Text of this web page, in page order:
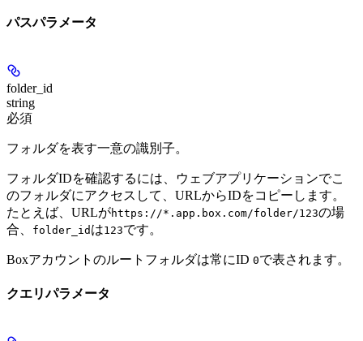
パスパラメータ
folder_id
string
必須
フォルダを表す一意の識別子。
フォルダIDを確認するには、ウェブアプリケーションでこ
のフォルダにアクセスして、URLからIDをコピーします。
たとえば、URLがhttps://*.app.box.com/folder/123の場
合、
folder_id は123です。
Boxアカウントのルートフォルダは常にID 0で表されます。
クエリパラメータ